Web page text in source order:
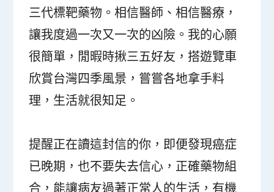
三代標靶藥物。相信醫師、相信醫療，
讓我度過一次又一次的凶險。我的心願
很簡單，閒暇時揪三五好友，搭遊覽車
欣賞台灣四季風景，嘗嘗各地拿手料
理，生活就很知足。
提醒正在讀這封信的你，即便發現癌症
已晚期，也不要失去信心，正確藥物組
合，能讓病友過著正常人的生活，有機